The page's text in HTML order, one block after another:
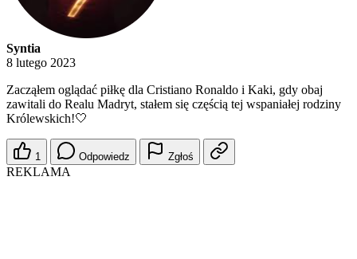
Syntia
8 lutego 2023
Zacząłem oglądać piłkę dla Cristiano Ronaldo i Kaki, gdy obaj
zawitali do Realu Madryt, stałem się częścią tej wspaniałej rodziny
Królewskich!🤍
1 Odpowiedz Zgłoś
REKLAMA